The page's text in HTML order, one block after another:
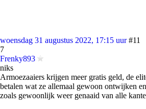
woensdag 31 augustus 2022, 17:15 uur #11
7
Frenky893
niks
Armoezaaiers krijgen meer gratis geld, de
betalen wat ze allemaal gewoon ontwijken
zoals gewoonlijk weer genaaid van alle